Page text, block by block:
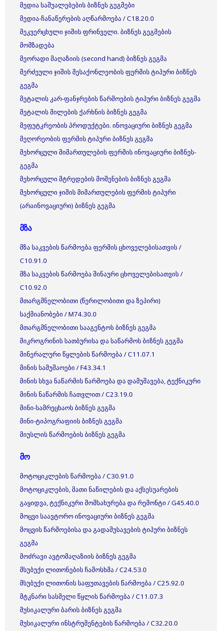
მედია საშუალებების ბიზნეს გეგმები
მედია-ჩანაწერების აღწარმოება / C18.20.0
მეკვერცხული ჯიშის ფრინველი. ბიზნეს გეგმების
მომზადება
მეორადი მაღაზიის (second hand) ბიზნეს გეგმა
მერძეული ჯიშის მესაქონლეობის ფერმის ტიპური ბიზნეს
გეგმა
მეტალის კარ-ფანჯრების წარმოების ტიპური ბიზნეს გეგმა
მეტალის მილების ქარხნის ბიზნეს გეგმა
მეფუტკრეობის პროდუქტები. ინოვაციური ბიზნეს გეგმა
მეღორეობის ფერმის ტიპური ბიზნეს გეგმა
მეხორცული მიმართულების ფერმის ინოვაციური ბიზნეს-
გეგმა
მეხორცული მტრედების მოშენების ბიზნეს გეგმა
მეხორცული ჯიშის მიმართულების ფერმის ტიპური
(არაინოვაციური) ბიზნეს გეგმა
მზა
მზა საკვების წარმოება ფერმის ცხოველებისათვის /
C10.91.0
მზა საკვების წარმოება შინაური ცხოველებისათვის /
C10.92.0
მთარგმნელობითი (წერილობითი და ზეპირი)
საქმიანობები / M74.30.0
მთარგმნელობითი სააგენტოს ბიზნეს გეგმა
მიკროგრინის სათბურისა და საწარმოს ბიზნეს გეგმა
მინერალური წყლების წარმოება / C11.07.1
მინის სამუშაოები / F43.34.1
მინის სხვა ნაწარმის წარმოება და დამუშავება, ტექნიკური
მინის ნაწარმის ჩათვლით / C23.19.0
მინი-სამრეცხაოს ბიზნეს გეგმა
მინი-ტიპოგრაფიის ბიზნეს გეგმა
მიუსლის წარმოების ბიზნეს გეგმა
მო
მოტოციკლების წარმოება / C30.91.0
მოტოციკლების, მათი ნაწილების და აქსესუარების
გაყიდვა, ტექნიკური მომსახურება და რემონტი / G45.40.0
მოცვი საავტორო ინოვაციური ბიზნეს გეგმა
მოცვის წარმოებისა და გადამუსავების ტიპური ბიზნეს
გეგმა
მოძრავი ავტომაღაზიის ბიზნეს გეგმა
მსუბუქი ლითონების ჩამოსხმა / C24.53.0
მსუბუქი ლითონის საფუთავების წარმოება / C25.92.0
მტკნარი სასმელი წყლის წარმოება / C11.07.3
მუსიკალური ბარის ბიზნეს გეგმა
მუსიკალური ინსტრუმენტების წარმოება / C32.20.0